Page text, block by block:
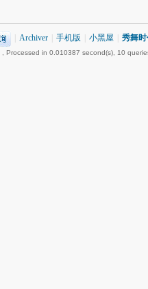
Archiver 手机版 小黑屋 秀舞
, Processed in 0.010387 second(s), 10